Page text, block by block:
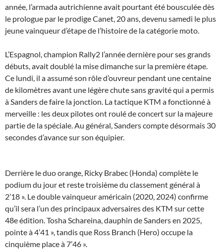
année, l’armada autrichienne avait pourtant été bousculée dès
le prologue par le prodige Canet, 20 ans, devenu samedi le plus
jeune vainqueur d’étape de l’histoire de la catégorie moto.
L’Espagnol, champion Rally2 l’année dernière pour ses grands
débuts, avait doublé la mise dimanche sur la première étape.
Ce lundi, il a assumé son rôle d’ouvreur pendant une centaine
de kilomètres avant une légère chute sans gravité qui a permis
à Sanders de faire la jonction. La tactique KTM a fonctionné à
merveille : les deux pilotes ont roulé de concert sur la majeure
partie de la spéciale. Au général, Sanders compte désormais 30
secondes d’avance sur son équipier.
Derrière le duo orange, Ricky Brabec (Honda) complète le
podium du jour et reste troisième du classement général à
2’18 ». Le double vainqueur américain (2020, 2024) confirme
qu’il sera l’un des principaux adversaires des KTM sur cette
48e édition. Tosha Schareina, dauphin de Sanders en 2025,
pointe à 4’41 », tandis que Ross Branch (Hero) occupe la
cinquième place à 7’46 ».